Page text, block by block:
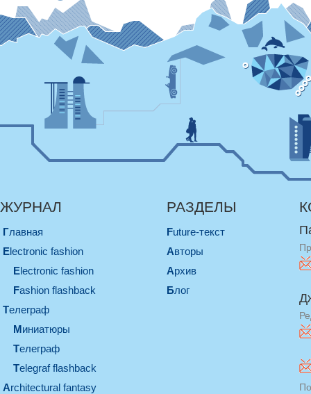
ЖУРНАЛ
Главная
electronic fashion
electronic fashion
Fashion flashback
телеграф
миниатюры
телеграф
Telegraf flashback
architectural fantasy
РАЗДЕЛЫ
Future-текст
Авторы
Архив
Блог